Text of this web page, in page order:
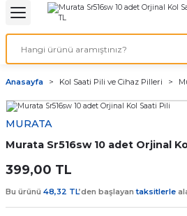
& ELEKTİRİK
ve Cihaz Pilleri
ÇEŞİTLERİ
Kordon Çeşitleri
Kordonları
saat kordonu
Anasayfa Kol Saati Pili ve Cihaz Pilleri
MURATA
Murata Sr516sw 10 adet Orjinal
399,00 TL
Bu ürünü 48,32 TL’den başlayantaksitlerle